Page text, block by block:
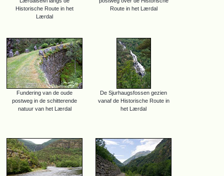
Historische Route in het
Lærdal
Route in het Lærdal
Fundering van de oude
postweg in de schitterende
natuur van het Lærdal
De Sjurhaugsfossen gezien
vanaf de Historische Route in
het Lærdal